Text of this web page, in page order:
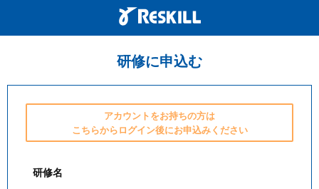
研修に申込む
アカウントをお持ちの方は
こちらからログイン後にお申込みください
研修名